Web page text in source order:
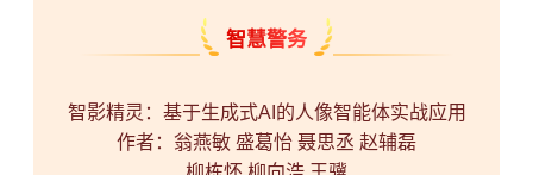
智慧警务
智影精灵：基于生成式AI的人像智能体实战应用
作者：翁燕敏 盛葛怡 聂思丞 赵辅磊